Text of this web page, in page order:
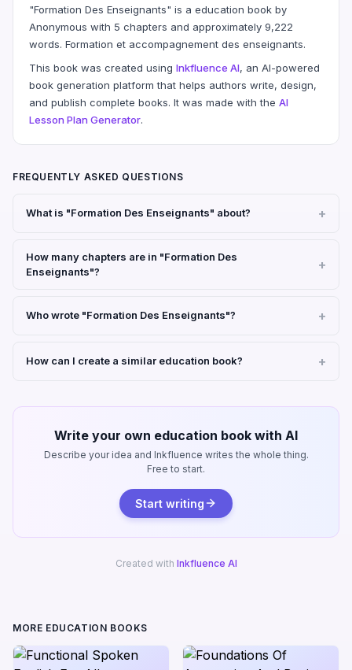
"Formation Des Enseignants" is a education book by
Anonymous with 5 chapters and approximately 9,222
words. Formation et accompagnement des enseignants.
This book was created using Inkfluence AI, an AI-powered
book generation platform that helps authors write, design,
and publish complete books. It was made with the AI
Lesson Plan Generator.
FREQUENTLY ASKED QUESTIONS
What is "Formation Des Enseignants" about?
How many chapters are in "Formation Des
Enseignants"?
Who wrote "Formation Des Enseignants"?
How can I create a similar education book?
Write your own education book with AI
Describe your idea and Inkfluence writes the whole thing.
Free to start.
Start writing
Created with Inkfluence AI
MORE EDUCATION BOOKS